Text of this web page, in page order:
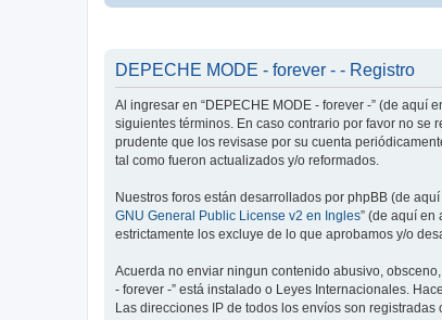
DEPECHE MODE - forever - - Registro
Al ingresar en “DEPECHE MODE - forever -” (de aquí
siguientes términos. En caso contrario por favor no se
prudente que los revisase por su cuenta
tal como fueron actualizados y/o reformados.
Nuestros foros están desarrollados por phpBB (de aquí
GNU General Public License v2 en Ingles” (de aquí en
estrictamente los excluye de lo que aprobamos y/o
Acuerda no enviar ningun contenido abusivo,
- forever -” está instalado o Leyes Internacionales.
Las direcciones IP de todos los envíos son